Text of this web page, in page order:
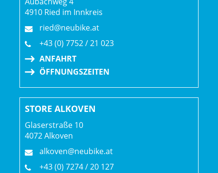
4910 Ried im Innkreis
ried@neubike.at
+43 (0) 7752 / 21 023
ANFAHRT
ÖFFNUNGSZEITEN
STORE ALKOVEN
Glaserstraße 10
4072 Alkoven
alkoven@neubike.at
+43 (0) 7274 / 20 127